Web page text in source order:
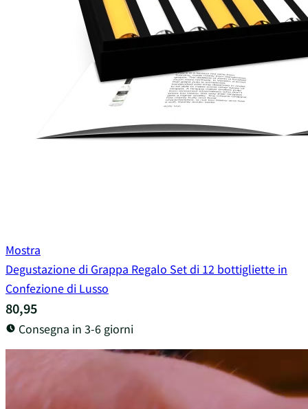
Mostra
Degustazione di Grappa Regalo Set di 12 bottigliette in
Confezione di Lusso
80,95
Consegna in 3-6 giorni